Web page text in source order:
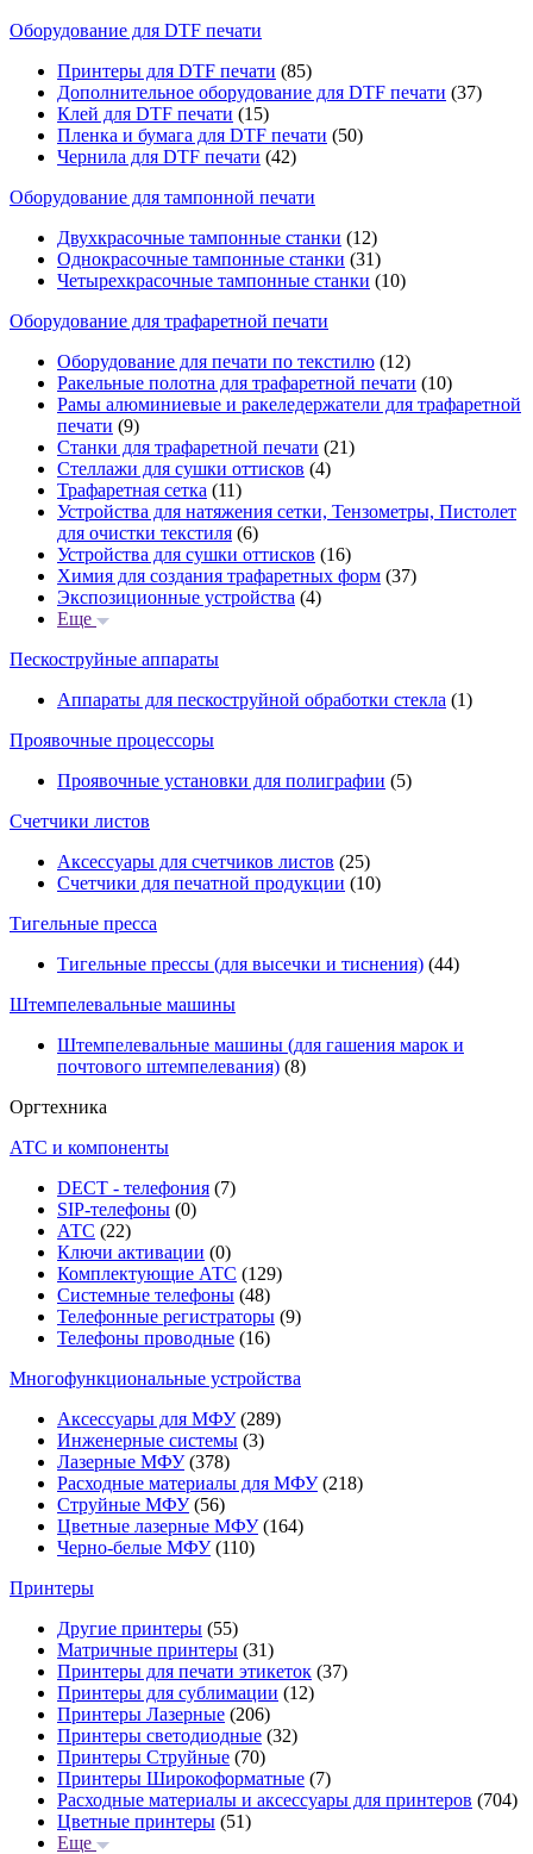
Оборудование для DTF печати
Принтеры для DTF печати (85)
Дополнительное оборудование для DTF печати (37)
Клей для DTF печати (15)
Пленка и бумага для DTF печати (50)
Чернила для DTF печати (42)
Оборудование для тампонной печати
Двухкрасочные тампонные станки (12)
Однокрасочные тампонные станки (31)
Четырехкрасочные тампонные станки (10)
Оборудование для трафаретной печати
Оборудование для печати по текстилю (12)
Ракельные полотна для трафаретной печати (10)
Рамы алюминиевые и ракеледержатели для трафаретной
печати (9)
Станки для трафаретной печати (21)
Стеллажи для сушки оттисков (4)
Трафаретная сетка (11)
Устройства для натяжения сетки, Тензометры, Пистолет
для очистки текстиля (6)
Устройства для сушки оттисков (16)
Химия для создания трафаретных форм (37)
Экспозиционные устройства (4)
Еще
Пескоструйные аппараты
Аппараты для пескоструйной обработки стекла (1)
Проявочные процессоры
Проявочные установки для полиграфии (5)
Счетчики листов
Аксессуары для счетчиков листов (25)
Счетчики для печатной продукции (10)
Тигельные пресса
Тигельные прессы (для высечки и тиснения) (44)
Штемпелевальные машины
Штемпелевальные машины (для гашения марок и
почтового штемпелевания) (8)
Оргтехника
АТС и компоненты
DECT - телефония (7)
SIP-телефоны (0)
АТС (22)
Ключи активации (0)
Комплектующие АТС (129)
Системные телефоны (48)
Телефонные регистраторы (9)
Телефоны проводные (16)
Многофункциональные устройства
Аксессуары для МФУ(289)
Инженерные системы (3)
Лазерные МФУ(378)
Расходные материалы для МФУ(218)
Струйные МФУ(56)
Цветные лазерные МФУ(164)
Черно-белые МФУ(110)
Принтеры
Другие принтеры (55)
Матричные принтеры (31)
Принтеры для печати этикеток (37)
Принтеры для сублимации (12)
Принтеры Лазерные (206)
Принтеры светодиодные (32)
Принтеры Струйные (70)
Принтеры Широкоформатные (7)
Расходные материалы и аксессуары для принтеров (704)
Цветные принтеры (51)
Еще